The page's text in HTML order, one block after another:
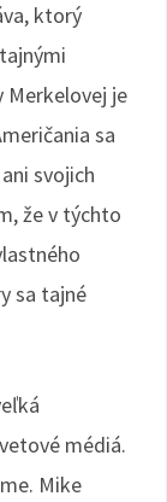
oktorý
Merkelovej je
sa
svojich
že v týchto
sa tajné
médiá.
Mike